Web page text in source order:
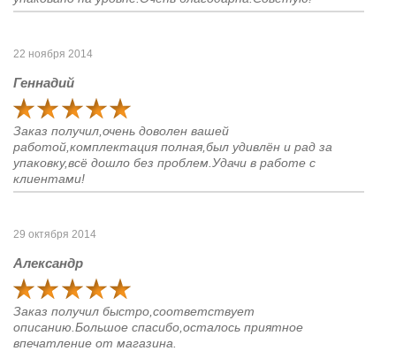
22 ноября 2014
Геннадий
Заказ получил,очень доволен вашей
работой,комплектация полная,был удивлён и рад за
упаковку,всё дошло без проблем.Удачи в работе с
клиентами!
29 октября 2014
Александр
Заказ получил быстро,соответствует
описанию.Большое спасибо,осталось приятное
впечатление от магазина.